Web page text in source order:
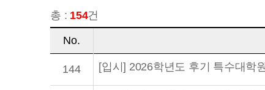
총 : 154건
No.
144 [입시] 2026학년도 후기 특수대학